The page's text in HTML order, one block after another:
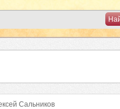
Сальников